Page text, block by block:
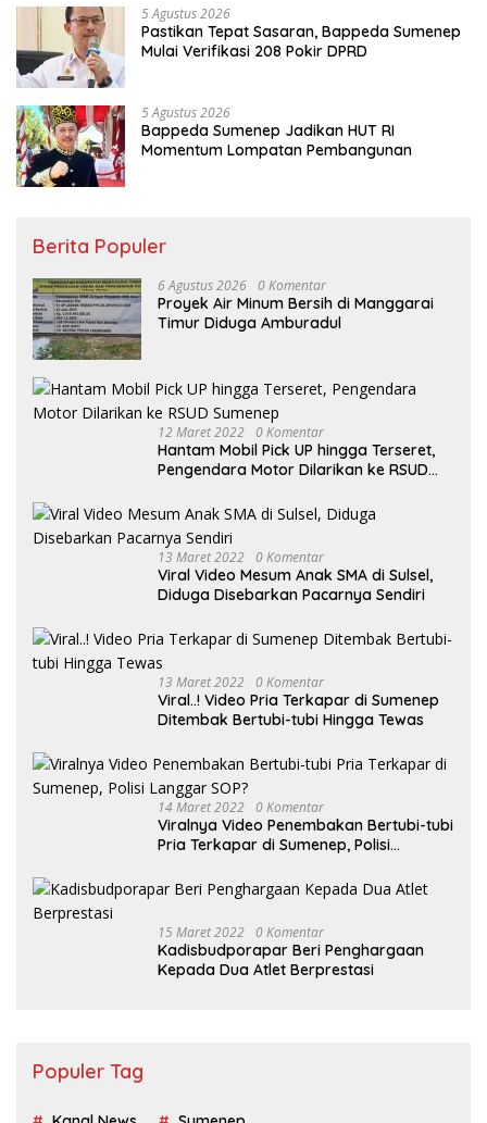
5 Agustus 2026
Pastikan Tepat Sasaran, Bappeda Sumenep
Mulai Verifikasi 208 Pokir DPRD
5 Agustus 2026
Bappeda Sumenep Jadikan HUT RI
Momentum Lompatan Pembangunan
Berita Populer
6 Agustus 2026 0 Komentar
Proyek Air Minum Bersih di Manggarai
Timur Diduga Amburadul
12 Maret 2022 0 Komentar
Hantam Mobil Pick UP hingga Terseret,
Pengendara Motor Dilarikan ke RSUD
13 Maret 2022 0 Komentar
Viral Video Mesum Anak SMA di Sulsel,
Diduga Disebarkan Pacarnya Sendiri
13 Maret 2022 0 Komentar
Viral..! Video Pria Terkapar di Sumenep
Ditembak Bertubi-tubi Hingga Tewas
14 Maret 2022 0 Komentar
Viralnya Video Penembakan Bertubi-tubi
Pria Terkapar di Sumenep, Polisi
15 Maret 2022 0 Komentar
Kadisbudporapar Beri Penghargaan
Kepada Dua Atlet Berprestasi
Populer Tag